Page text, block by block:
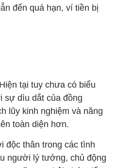
đến quá hạn, ví tiền bị
tại tuy chưa có biểu
sự dìu dắt của đồng
lũy kinh nghiệm và năng
toàn diện hơn.
độc thân trong các tình
người lý tưởng, chủ động